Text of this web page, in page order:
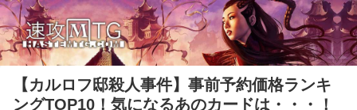
【カルロフ邸殺人事件】事前予約価格ランキ
ングTOP10！気になるあのカードは・・・！